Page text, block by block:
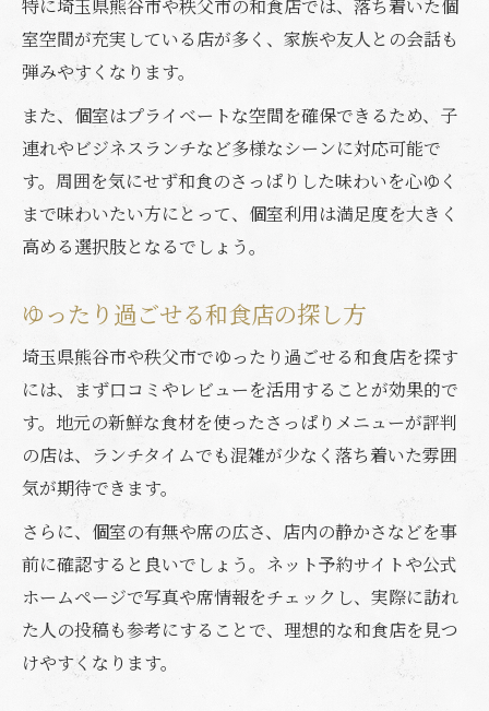
特に埼玉県熊谷市や秩父市の和食店では、落ち着いた個
室空間が充実している店が多く、家族や友人との会話も
弾みやすくなります。
また、個室はプライベートな空間を確保できるため、子
連れやビジネスランチなど多様なシーンに対応可能で
す。周囲を気にせず和食のさっぱりした味わいを心ゆく
まで味わいたい方にとって、個室利用は満足度を大きく
高める選択肢となるでしょう。
ゆったり過ごせる和食店の探し方
埼玉県熊谷市や秩父市でゆったり過ごせる和食店を探す
には、まず口コミやレビューを活用することが効果的で
す。地元の新鮮な食材を使ったさっぱりメニューが評判
の店は、ランチタイムでも混雑が少なく落ち着いた雰囲
気が期待できます。
さらに、個室の有無や席の広さ、店内の静かさなどを事
前に確認すると良いでしょう。ネット予約サイトや公式
ホームページで写真や席情報をチェックし、実際に訪れ
た人の投稿も参考にすることで、理想的な和食店を見つ
けやすくなります。